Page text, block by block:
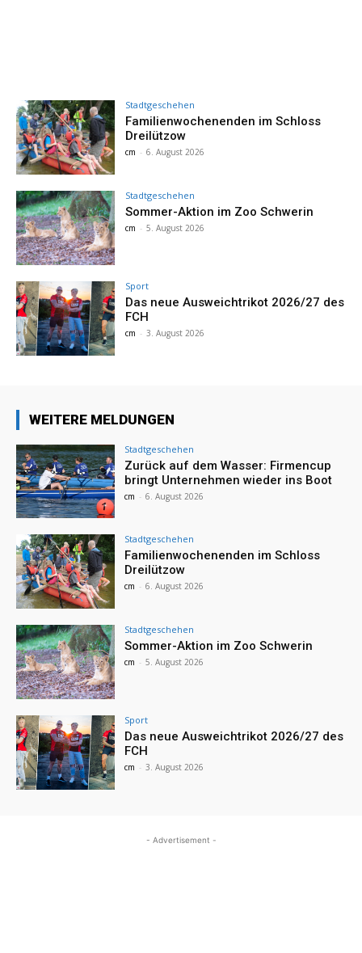
Stadtgeschehen
Familienwochenenden im Schloss
Dreilützow
cm - 6. August 2026
Stadtgeschehen
Sommer-Aktion im Zoo Schwerin
cm - 5. August 2026
Sport
Das neue Ausweichtrikot 2026/27 des
FCH
cm - 3. August 2026
WEITERE MELDUNGEN
Stadtgeschehen
Zurück auf dem Wasser: Firmencup
bringt Unternehmen wieder ins Boot
cm - 6. August 2026
Stadtgeschehen
Familienwochenenden im Schloss
Dreilützow
cm - 6. August 2026
Stadtgeschehen
Sommer-Aktion im Zoo Schwerin
cm - 5. August 2026
Sport
Das neue Ausweichtrikot 2026/27 des
FCH
cm - 3. August 2026
- Advertisement -